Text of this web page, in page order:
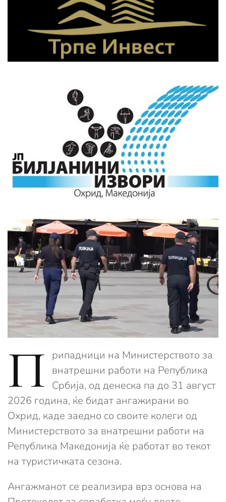
П рипадници на Министерството за
внатрешни работи на Република
Србија, од денеска па до 31 август
2026 година, ќе бидат ангажирани во
Охрид, каде заедно со своите колеги од
Министерството за внатрешни работи на
Република Македонија ќе работат во текот
на туристичката сезона.
Ангажманот се реализира врз основа на